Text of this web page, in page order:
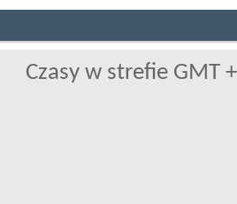
Czasy w strefie GMT